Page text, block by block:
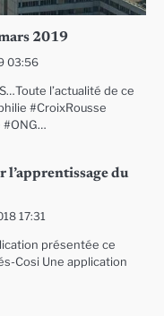
2019
03:56
l’actualité de ce
#CroixRousse
#ONG…
du
17:31
présentée ce
Cosi Une application